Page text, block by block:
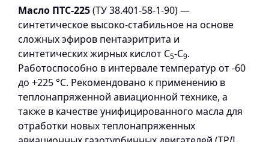
Масло ПТС-225(ТУ 38.401-58-1-90) —
синтетическое высоко-стабильное на основе
сложных эфиров пентаэритрита и
синтетических жирных кислот С5-С9.
Работоспособно в интервале температур от -60
до +225 °С. Рекомендовано к применению в
теплонапряженной авиационной технике, а
также в качестве унифицированного масла для
отработки новых теплонапряженных